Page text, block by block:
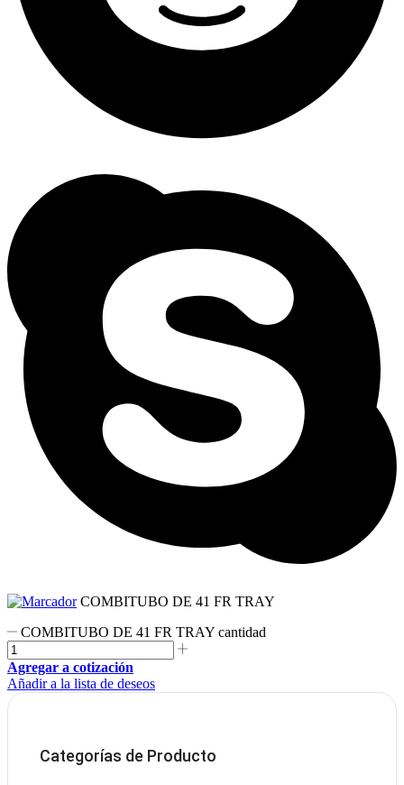
COMBITUBO DE 41 FR TRAY
COMBITUBO DE 41 FR TRAY cantidad
Agregar a cotización
Añadir a la lista de deseos
Categorías de Producto